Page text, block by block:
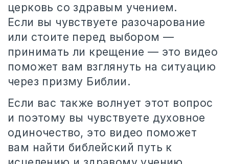
церковь со здравым учением.
Если вы чувствуете разочарование
или стоите перед выбором —
принимать ли крещение — это видео
поможет вам взглянуть на ситуацию
через призму Библии.
Если вас также волнует этот вопрос
и поэтому вы чувствуете духовное
одиночество, это видео поможет
вам найти библейский путь к